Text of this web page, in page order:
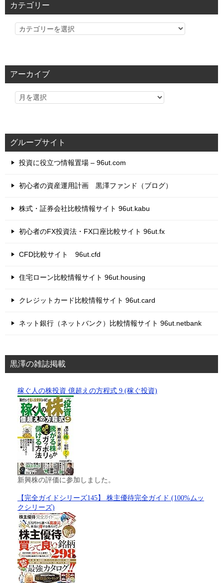
カテゴリー
カ
リ
アーカイブ
グループサイト
投資に役立つ情報置場 – 96ut.com
初心者の資産運用計画 黒澤ファンド（ブログ）
株式・証券会社比較情報サイト 96ut.kabu
初心者のFX投資法・FX口座比較サイト 96ut.fx
CFD比較サイト 96ut.cfd
住宅ローン比較情報サイト 96ut.housing
クレジットカード比較情報サイト 96ut.card
ネット銀行（ネットバンク）比較情報サイト 96ut.netbank
黒澤の雑誌掲載
稼ぐ人の株投資 億超えの方程式 9 (稼ぐ投資)
新興株の評価に参加しました。
【完全ガイドシリーズ145】 株主優待完全ガイド (100%ムッ
クシリーズ)